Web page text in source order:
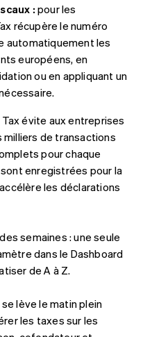
: pour les
récupère le numéro
automatiquement les
européens, en
ou en appliquant un
évite aux entreprises
de transactions
pour chaque
enregistrées pour la
les déclarations
semaines : une seule
dans le Dashboard
de A à Z.
lève le matin plein
les taxes sur les